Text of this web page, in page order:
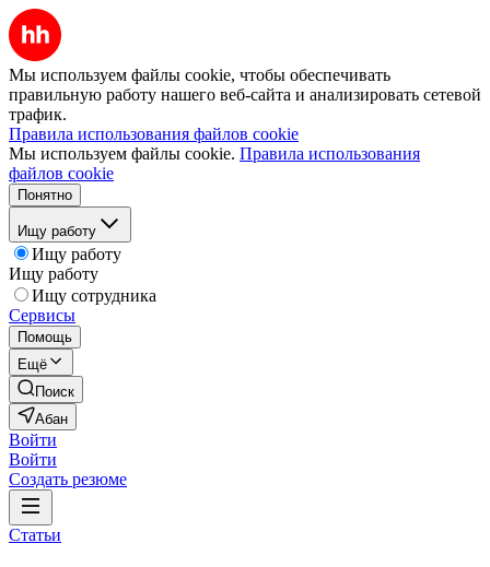
Мы используем файлы cookie, чтобы обеспечивать
правильную работу нашего веб-сайта и анализировать сетевой
трафик.
Правила использования файлов cookie
Мы используем файлы cookie. Правила использования
файлов cookie
Понятно
Ищу работу
Ищу работу
Ищу работу
Ищу сотрудника
Сервисы
Помощь
Ещё
Поиск
Абан
Войти
Войти
Создать резюме
Статьи